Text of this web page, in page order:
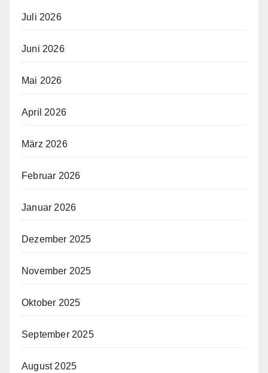
Juli 2026
Juni 2026
Mai 2026
April 2026
März 2026
Februar 2026
Januar 2026
Dezember 2025
November 2025
Oktober 2025
September 2025
August 2025